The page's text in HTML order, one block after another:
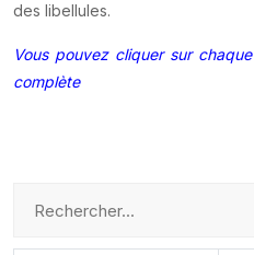
des libellules.
Vous pouvez cliquer sur
complète